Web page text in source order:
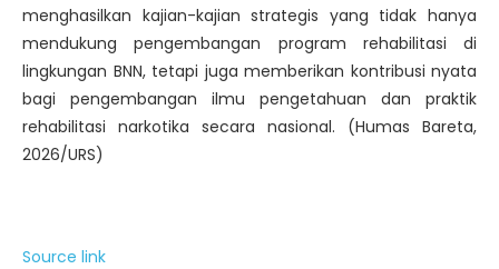
menghasilkan kajian-kajian strategis yang tidak hanya
mendukung pengembangan program rehabilitasi di
lingkungan BNN, tetapi juga memberikan kontribusi nyata
bagi pengembangan ilmu pengetahuan dan praktik
rehabilitasi narkotika secara nasional. (Humas Bareta,
2026/URS)
Source link